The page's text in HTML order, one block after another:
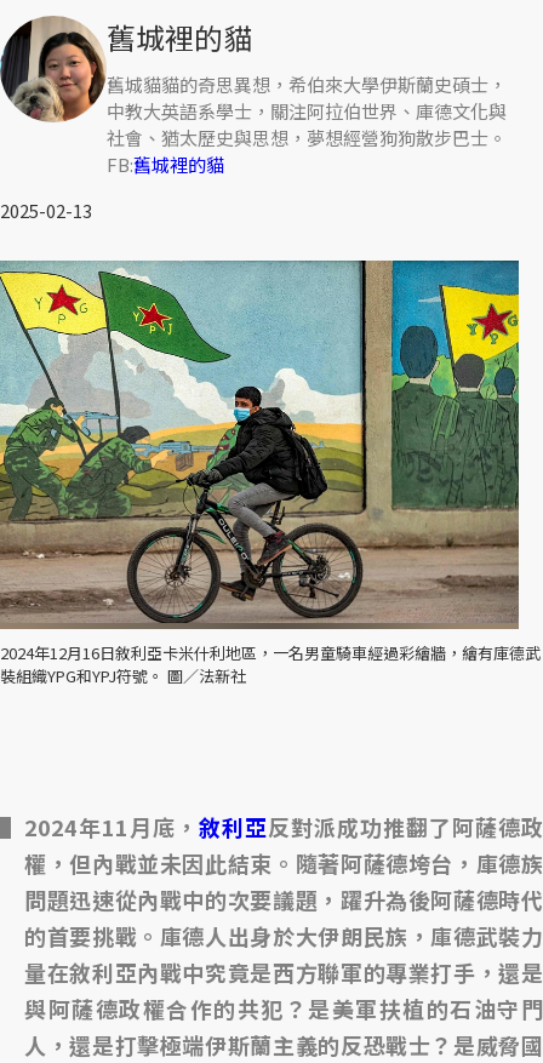
舊城裡的貓
舊城貓貓的奇思異想，希伯來大學伊斯蘭史碩士，
中教大英語系學士，關注阿拉伯世界、庫德文化與
社會、猶太歷史與思想，夢想經營狗狗散步巴士。
FB:舊城裡的貓
2025-02-13
2024年12月16日敘利亞卡米什利地區，一名男童騎車經過彩繪牆，繪有庫德武
裝組織YPG和YPJ符號。 圖／法新社
2024年11月底， 敘利亞反對派成功推翻了阿薩德政
權，但內戰並未因此結束。隨著阿薩德垮台，庫德族
問題迅速從內戰中的次要議題，躍升為後阿薩德時代
的首要挑戰。庫德人出身於大伊朗民族，庫德武裝力
量在敘利亞內戰中究竟是西方聯軍的專業打手，還是
與阿薩德政權合作的共犯？是美軍扶植的石油守門
人，還是打擊極端伊斯蘭主義的反恐戰士？是威脅國